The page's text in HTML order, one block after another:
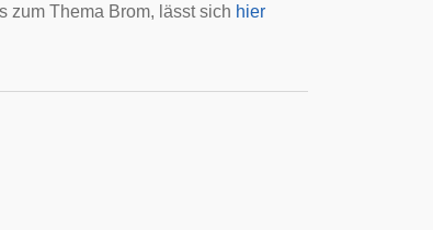
zum Thema Brom, lässt sich hier